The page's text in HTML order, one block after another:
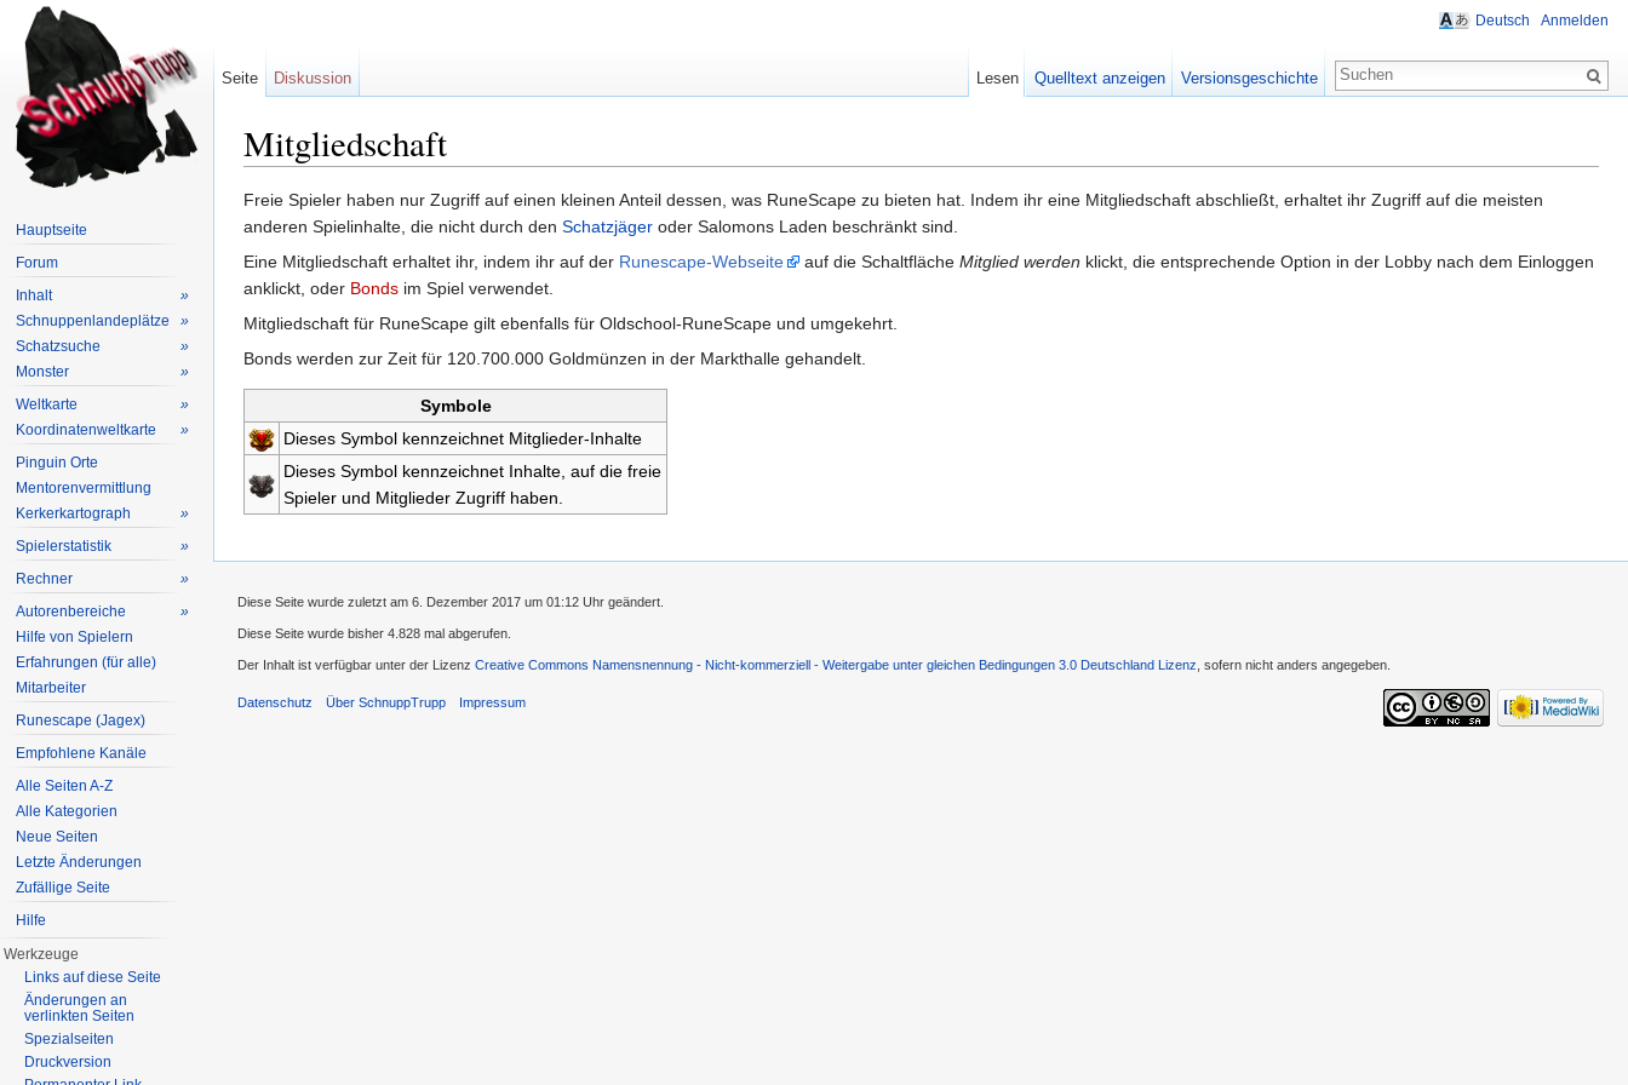
Mitgliedschaft
Freie Spieler haben nur Zugriff auf einen kleinen Anteil dessen, was RuneScape zu bieten hat. Indem ihr eine Mitgliedschaft abschließt, erhaltet ihr Zugriff auf die meisten
anderen Spielinhalte, die nicht durch den Schatzjäger oder Salomons Laden beschränkt sind.
Eine Mitgliedschaft erhaltet ihr, indem ihr auf der Runescape-Webseite auf die Schaltfläche Mitglied werden klickt, die entsprechende Option in der Lobby nach dem Einloggen
anklickt, oder Bonds im Spiel verwendet.
Mitgliedschaft für RuneScape gilt ebenfalls für Oldschool-RuneScape und umgekehrt.
Bonds werden zur Zeit für 120.700.000 Goldmünzen in der Markthalle gehandelt.
Symbole
Dieses Symbol kennzeichnet Mitglieder-Inhalte
Dieses Symbol kennzeichnet Inhalte, auf die freie
Spieler und Mitglieder Zugriff haben.
Deutsch Anmelden
Seite Diskussion Lesen Quelltext anzeigen Versionsgeschichte
Hauptseite
Forum
Inhalt
»
Schnuppenlandeplätze
»
Schatzsuche
»
Monster
»
Weltkarte
»
Koordinatenweltkarte
»
Pinguin Orte
Mentorenvermittlung
Kerkerkartograph
»
Spielerstatistik
»
Rechner
»
Autorenbereiche
»
Hilfe von Spielern
Erfahrungen (für alle)
Mitarbeiter
Runescape (Jagex)
Empfohlene Kanäle
Alle Seiten A-Z
Alle Kategorien
Neue Seiten
Letzte Änderungen
Zufällige Seite
Hilfe
Werkzeuge
Links auf diese Seite
Änderungen an
verlinkten Seiten
Spezialseiten
Druckversion
Diese Seite wurde zuletzt am 6. Dezember 2017 um 01:12 Uhr geändert.
Diese Seite wurde bisher 4.828 mal abgerufen.
Der Inhalt ist verfügbar unter der Lizenz Creative Commons Namensnennung - Nicht-kommerziell - Weitergabe unter gleichen Bedingungen 3.0 Deutschland Lizenz, sofern nicht anders angegeben.
Datenschutz Über SchnuppTrupp Impressum